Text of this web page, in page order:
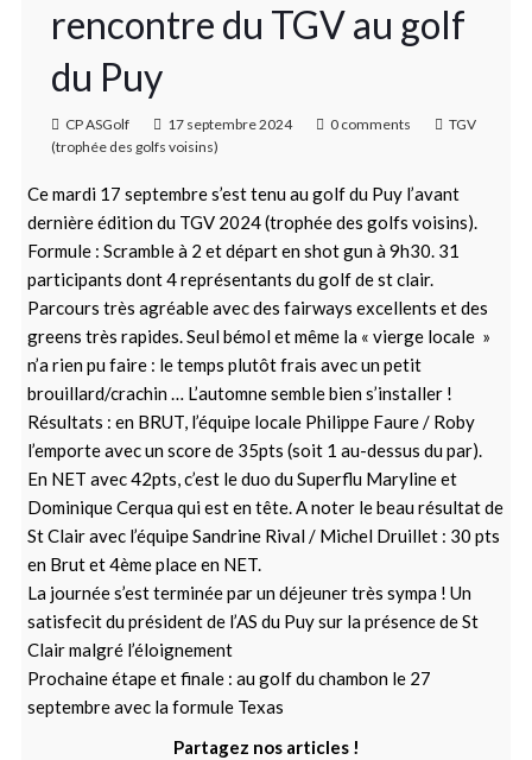
rencontre du TGV au golf
du Puy
CP ASGolf 17 septembre 2024 0 comments
TGV
(trophée des golfs voisins)
Ce mardi 17 septembre s’est tenu au golf du Puy l’avant
dernière édition du TGV 2024 (trophée des golfs voisins).
Formule : Scramble à 2 et départ en shot gun à 9h30. 31
participants dont 4 représentants du golf de st clair.
Parcours très agréable avec des fairways excellents et des
greens très rapides. Seul bémol et même la « vierge locale »
n’a rien pu faire : le temps plutôt frais avec un petit
brouillard/crachin … L’automne semble bien s’installer !
Résultats : en BRUT, l’équipe locale Philippe Faure / Roby
l’emporte avec un score de 35pts (soit 1 au-dessus du par).
En NET avec 42pts, c’est le duo du Superflu Maryline et
Dominique Cerqua qui est en tête. A noter le beau résultat de
St Clair avec l’équipe Sandrine Rival / Michel Druillet : 30 pts
en Brut et 4ème place en NET.
La journée s’est terminée par un déjeuner très sympa ! Un
satisfecit du président de l’AS du Puy sur la présence de St
Clair malgré l’éloignement
Prochaine étape et finale : au golf du chambon le 27
septembre avec la formule Texas
Partagez nos articles !